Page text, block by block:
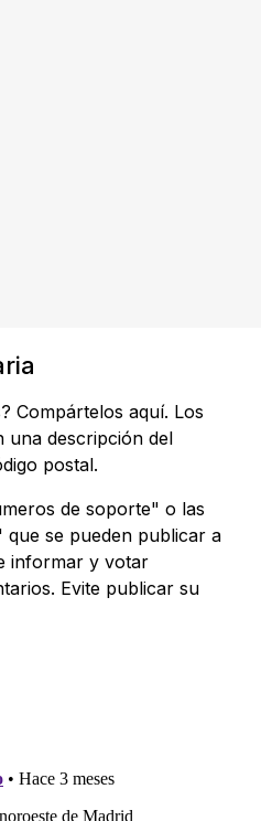
Compártelos aquí. Los
una descripción del
postal.
de soporte" o las
se pueden publicar a
informar y votar
Evite publicar su